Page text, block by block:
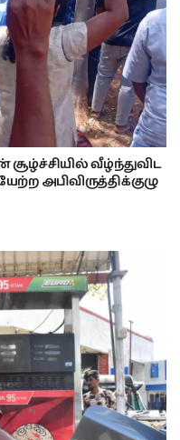
சூழ்ச்சியில் வீழ்ந்துவிட
அபிவிருத்திக்குழு